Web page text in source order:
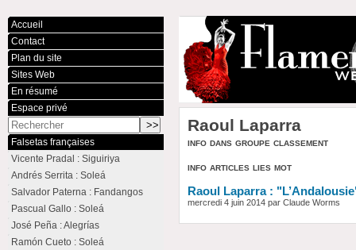
Raoul Laparra
info dans groupe classement
info articles lies mot
Raoul Laparra :
mercredi 4 juin 2014 par Claude Worms
Accueil
Contact
Plan du site
Sites Web
En résumé
Espace privé
Falsetas françaises
Vicente Pradal : Siguiriya
Andrés Serrita : Soleá
Salvador Paterna : Fandangos
Pascual Gallo : Soleá
José Peña : Alegrías
Ramón Cueto : Soleá